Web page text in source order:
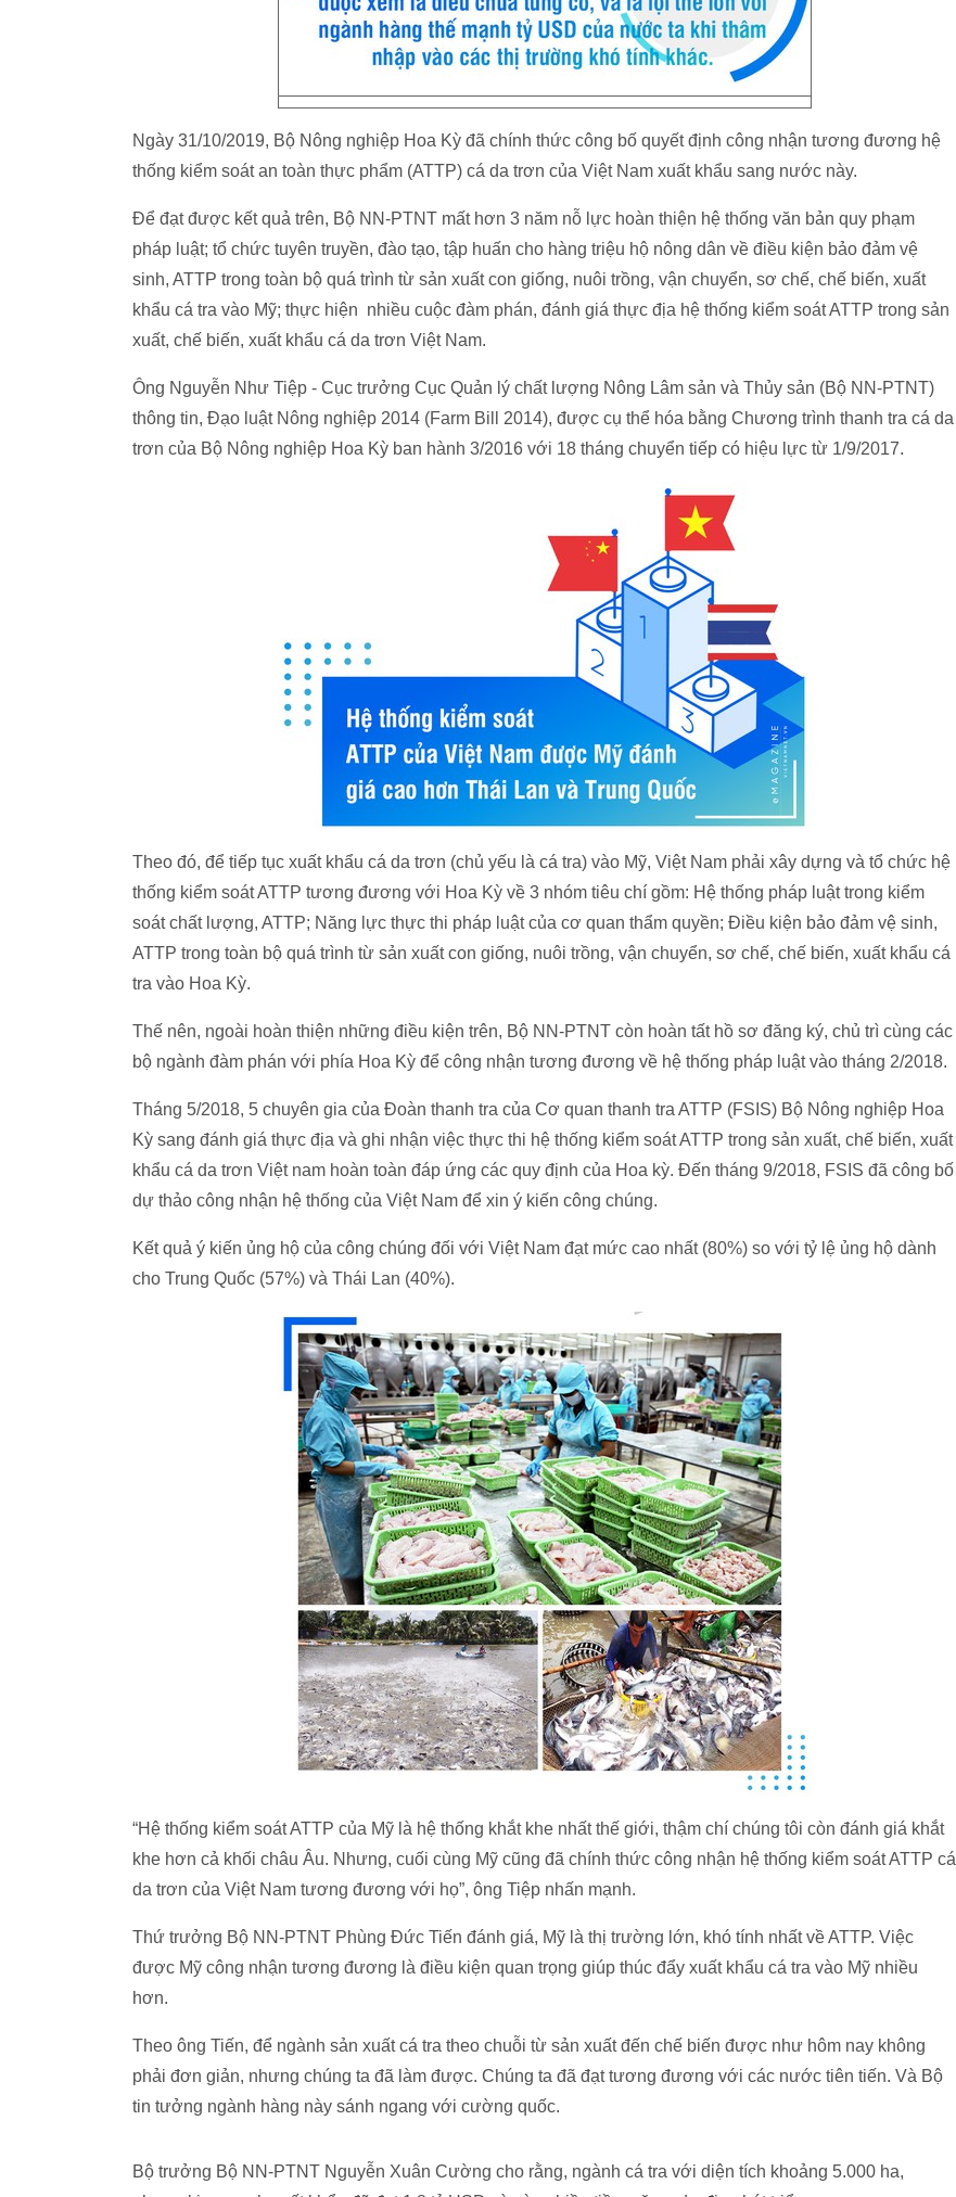
Ngày 31/10/2019, Bộ Nông nghiệp Hoa Kỳ đã chính thức công bố quyết định công nhận tương đương hệ
thống kiểm soát an toàn thực phẩm (ATTP) cá da trơn của Việt Nam xuất khẩu sang nước này.
Để đạt được kết quả trên, Bộ NN-PTNT mất hơn 3 năm nỗ lực hoàn thiện hệ thống văn bản quy phạm
pháp luật; tổ chức tuyên truyền, đào tạo, tập huấn cho hàng triệu hộ nông dân về điều kiện bảo đảm vệ
sinh, ATTP trong toàn bộ quá trình từ sản xuất con giống, nuôi trồng, vận chuyển, sơ chế, chế biến, xuất
khẩu cá tra vào Mỹ; thực hiện nhiều cuộc đàm phán, đánh giá thực địa hệ thống kiểm soát ATTP trong sản
xuất, chế biến, xuất khẩu cá da trơn Việt Nam.
Ông Nguyễn Như Tiệp - Cục trưởng Cục Quản lý chất lượng Nông Lâm sản và Thủy sản (Bộ NN-PTNT)
thông tin, Đạo luật Nông nghiệp 2014 (Farm Bill 2014), được cụ thể hóa bằng Chương trình thanh tra cá da
trơn của Bộ Nông nghiệp Hoa Kỳ ban hành 3/2016 với 18 tháng chuyển tiếp có hiệu lực từ 1/9/2017.
Theo đó, để tiếp tục xuất khẩu cá da trơn (chủ yếu là cá tra) vào Mỹ, Việt Nam phải xây dựng và tổ chức hệ
thống kiểm soát ATTP tương đương với Hoa Kỳ về 3 nhóm tiêu chí gồm: Hệ thống pháp luật trong kiểm
soát chất lượng, ATTP; Năng lực thực thi pháp luật của cơ quan thẩm quyền; Điều kiện bảo đảm vệ sinh,
ATTP trong toàn bộ quá trình từ sản xuất con giống, nuôi trồng, vận chuyển, sơ chế, chế biến, xuất khẩu cá
tra vào Hoa Kỳ.
Thế nên, ngoài hoàn thiện những điều kiện trên, Bộ NN-PTNT còn hoàn tất hồ sơ đăng ký, chủ trì cùng các
bộ ngành đàm phán với phía Hoa Kỳ để công nhận tương đương về hệ thống pháp luật vào tháng 2/2018.
Tháng 5/2018, 5 chuyên gia của Đoàn thanh tra của Cơ quan thanh tra ATTP (FSIS) Bộ Nông nghiệp Hoa
Kỳ sang đánh giá thực địa và ghi nhận việc thực thi hệ thống kiểm soát ATTP trong sản xuất, chế biến, xuất
khẩu cá da trơn Việt nam hoàn toàn đáp ứng các quy định của Hoa kỳ. Đến tháng 9/2018, FSIS đã công bố
dự thảo công nhận hệ thống của Việt Nam để xin ý kiến công chúng.
Kết quả ý kiến ủng hộ của công chúng đối với Việt Nam đạt mức cao nhất (80%) so với tỷ lệ ủng hộ dành
cho Trung Quốc (57%) và Thái Lan (40%).
“Hệ thống kiểm soát ATTP của Mỹ là hệ thống khắt khe nhất thế giới, thậm chí chúng tôi còn đánh giá khắt
khe hơn cả khối châu Âu. Nhưng, cuối cùng Mỹ cũng đã chính thức công nhận hệ thống kiểm soát ATTP cá
da trơn của Việt Nam tương đương với họ”, ông Tiệp nhấn mạnh.
Thứ trưởng Bộ NN-PTNT Phùng Đức Tiến đánh giá, Mỹ là thị trường lớn, khó tính nhất về ATTP. Việc
được Mỹ công nhận tương đương là điều kiện quan trọng giúp thúc đẩy xuất khẩu cá tra vào Mỹ nhiều
hơn.
Theo ông Tiến, để ngành sản xuất cá tra theo chuỗi từ sản xuất đến chế biến được như hôm nay không
phải đơn giản, nhưng chúng ta đã làm được. Chúng ta đã đạt tương đương với các nước tiên tiến. Và Bộ
tin tưởng ngành hàng này sánh ngang với cường quốc.
Bộ trưởng Bộ NN-PTNT Nguyễn Xuân Cường cho rằng, ngành cá tra với diện tích khoảng 5.000 ha,